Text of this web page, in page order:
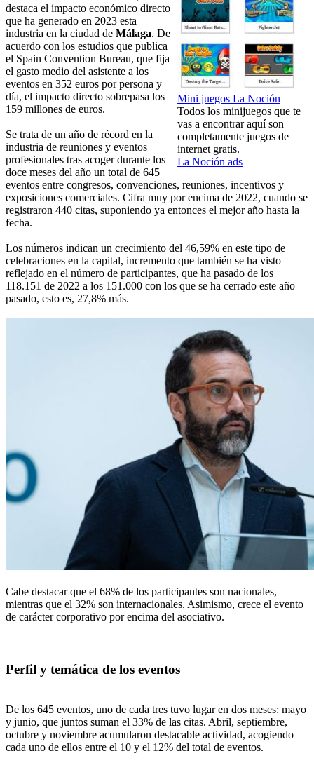
Mini juegos La Noción
Todos los minijuegos que te
vas a encontrar aquí son
completamente juegos de
internet gratis.
La Noción ads
destaca el impacto económico directo
que ha generado en 2023 esta
industria en la ciudad de Málaga. De
acuerdo con los estudios que publica
el Spain Convention Bureau, que fija
el gasto medio del asistente a los
eventos en 352 euros por persona y
día, el impacto directo sobrepasa los
159 millones de euros.
Se trata de un año de récord en la
industria de reuniones y eventos
profesionales tras acoger durante los
doce meses del año un total de 645
eventos entre congresos, convenciones, reuniones, incentivos y
exposiciones comerciales. Cifra muy por encima de 2022, cuando se
registraron 440 citas, suponiendo ya entonces el mejor año hasta la
fecha.
Los números indican un crecimiento del 46,59% en este tipo de
celebraciones en la capital, incremento que también se ha visto
reflejado en el número de participantes, que ha pasado de los
118.151 de 2022 a los 151.000 con los que se ha cerrado este año
pasado, esto es, 27,8% más.
Cabe destacar que el 68% de los participantes son nacionales,
mientras que el 32% son internacionales. Asimismo, crece el evento
de carácter corporativo por encima del asociativo.
Perfil y temática de los eventos
De los 645 eventos, uno de cada tres tuvo lugar en dos meses: mayo
y junio, que juntos suman el 33% de las citas. Abril, septiembre,
octubre y noviembre acumularon destacable actividad, acogiendo
cada uno de ellos entre el 10 y el 12% del total de eventos.